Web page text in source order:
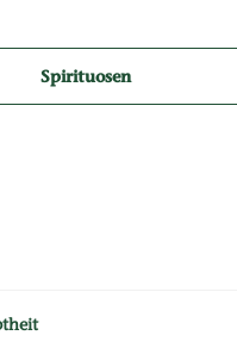
Spirituosen